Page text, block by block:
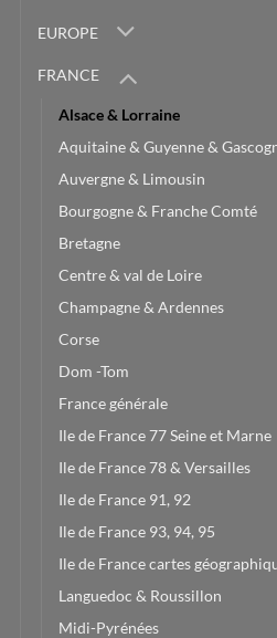
EUROPE
FRANCE
Alsace & Lorraine
Aquitaine & Guyenne &
Auvergne & Limousin
Bourgogne & Franche Comté
Bretagne
Centre & val de Loire
Champagne & Ardennes
Corse
Dom -Tom
France générale
Ile de France 77 Seine et Marne
Ile de France 78 & Versailles
Ile de France 91, 92
Ile de France 93, 94, 95
Ile de France cartes
Languedoc & Roussillon
Midi-Pyrénées